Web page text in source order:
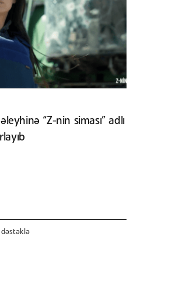
“Z-nin siması” adlı
dəstəklə